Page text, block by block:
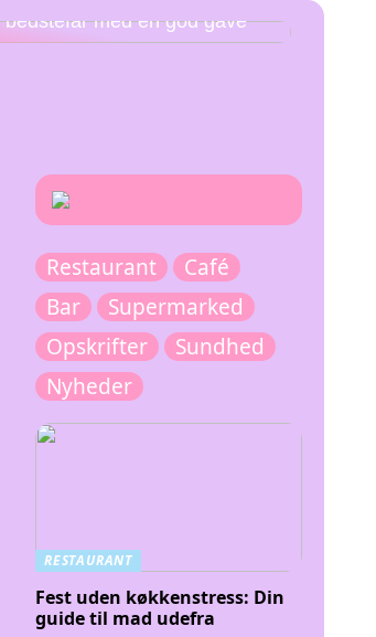
med en god gave
Restaurant
Café
Bar
Supermarked
Opskrifter
Sundhed
Nyheder
RESTAURANT
Fest uden køkkenstress: Din
guide til mad udefra